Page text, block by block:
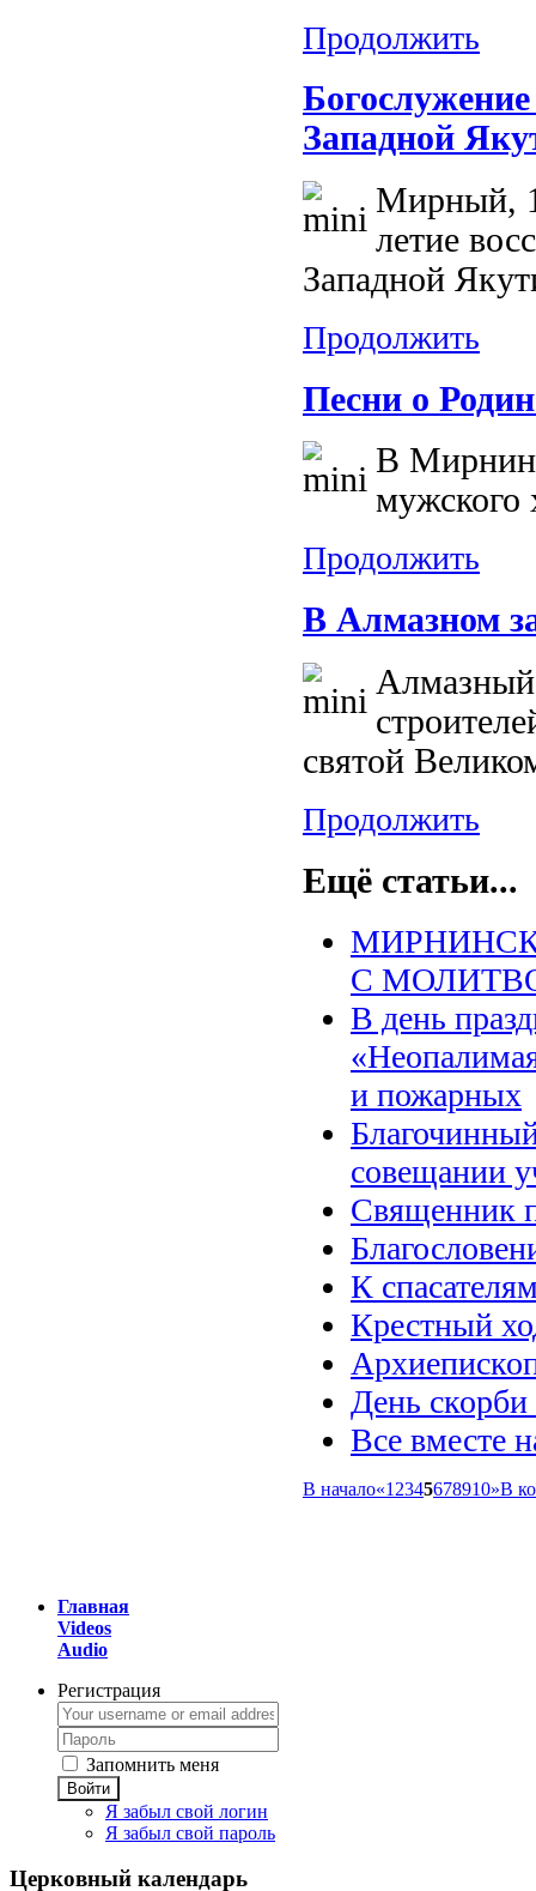
Продолжить
Западной
Мирный,
летие
Западной
Продолжить
Песни о
В
мужского
Продолжить
В Алмазном
святой
Продолжить
Ещё статьи...
С
В день
и пожарных
совещании
Священник
К
Крестный
День
Все вместе
В начало«1 2345678910»В
Главная
Videos
Audio
Регистрация
Запомнить меня
Войти
Я забыл свой логин
Я забыл свой пароль
Церковный календарь